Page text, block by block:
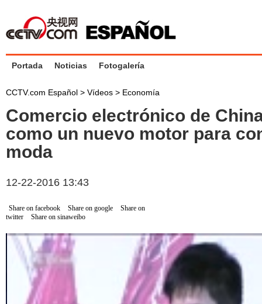
Portada Noticias Fotogalería
CCTV.com Español > Vídeos > Economía
Comercio electrónico de
como un nuevo motor para
moda
12-22-2016 13:43
Share on facebook Share on google
Share on
twitter
Share on sinaweibo